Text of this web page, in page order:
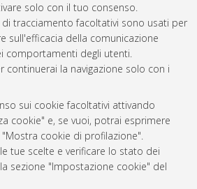
solo con il tuo consenso.
tracciamento facoltativi sono usati per
sull'efficacia della comunicazione
comportamenti degli utenti.
continuerai la navigazione solo con i
sui cookie facoltativi attivando
cookie" e, se vuoi, potrai esprimere
cookie di profilazione".
tue scelte e verificare lo stato dei
sezione "Impostazione cookie" del
del documento: